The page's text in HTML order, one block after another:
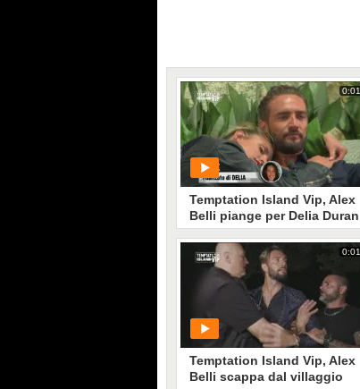
0:01
Temptation Island Vip, Alex
Belli piange per Delia Duran
PLAY
1272 • diMediaset
0:01
Temptation Island Vip, Alex
Belli scappa dal villaggio